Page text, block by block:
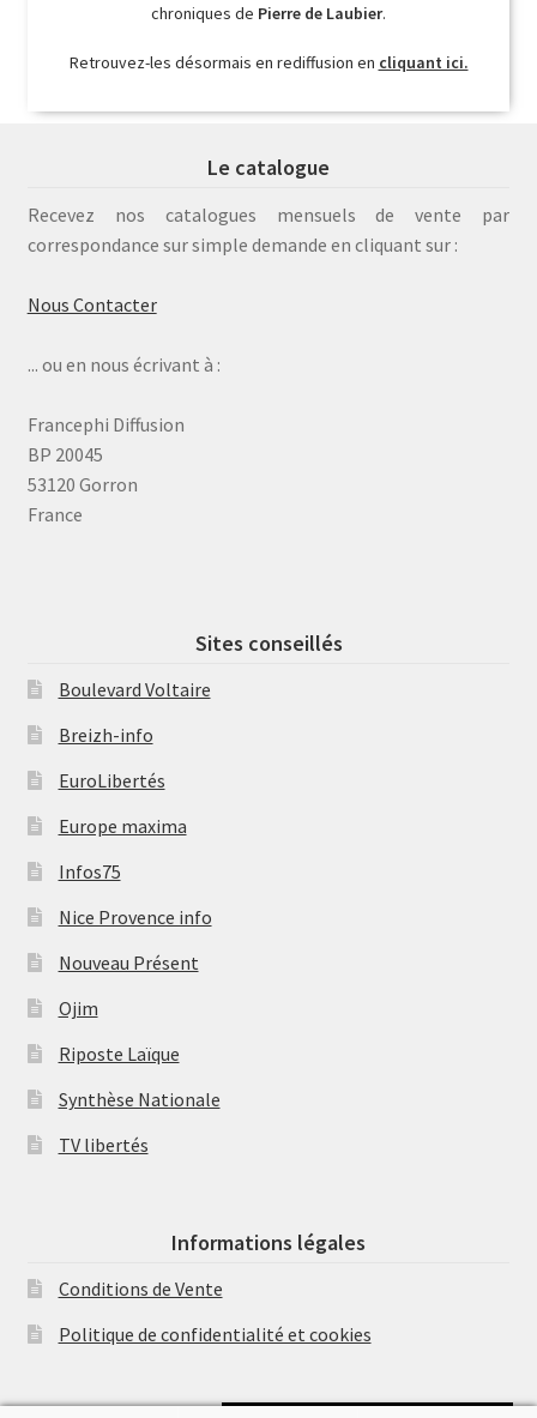
chroniques de Pierre de Laubier.
Retrouvez-les désormais en rediffusion en cliquant ici.
Le catalogue
Recevez nos catalogues mensuels de vente par
correspondance sur simple demande en cliquant sur :
Nous Contacter
... ou en nous écrivant à :
Francephi Diffusion
BP 20045
53120 Gorron
France
Sites conseillés
Boulevard Voltaire
Breizh-info
EuroLibertés
Europe maxima
Infos75
Nice Provence info
Nouveau Présent
Ojim
Riposte Laïque
Synthèse Nationale
TV libertés
Informations légales
Conditions de Vente
Politique de confidentialité et cookies